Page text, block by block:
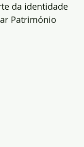
da identidade
Património